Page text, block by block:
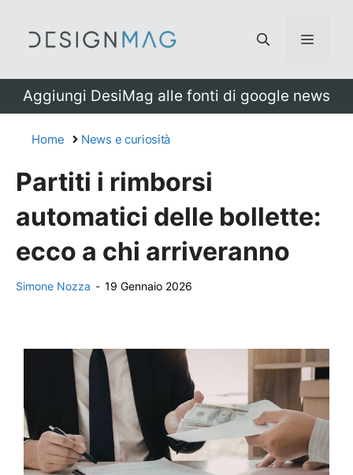
Menu
Aggiungi DesiMag alle fonti di google news
Home News e curiosità
Partiti i rimborsi
automatici delle bollette:
ecco a chi arriveranno
Simone Nozza - 19 Gennaio 2026